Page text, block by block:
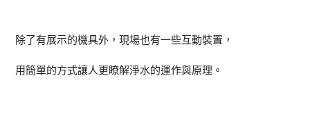
除了有展示的機具外，現場也有一些互動裝置，
用簡單的方式讓人更瞭解淨水的運作與原理。